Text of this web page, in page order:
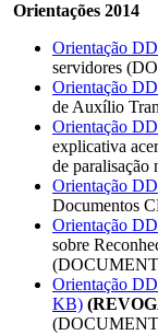
Orientações 2014
Orientação
servidores
Orientação
de Auxílio
Orientação
explicativa
de
Orientação
Documentos
Orientação
sobre
Orientação
KB)